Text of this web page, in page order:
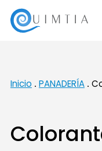
Inicio PANADERÍA